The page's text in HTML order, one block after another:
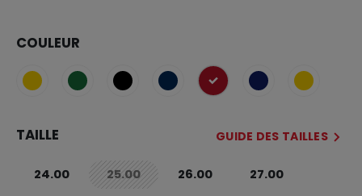
COULEUR
sélectionné
TAILLE GUIDE DES TAILLES
24.00 25.00not.available
26.00 27.00